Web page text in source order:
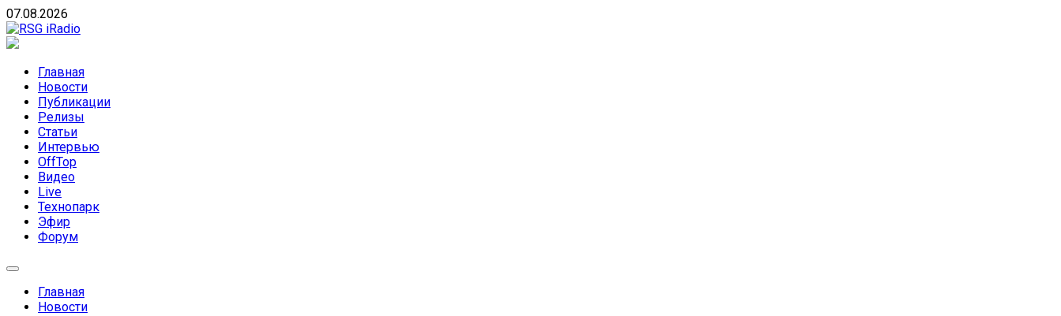
Skip
to
content
07.08.2026
Главная
Новости
Публикации
Релизы
Статьи
Интервью
OffTop
Видео
Live
Технопарк
Эфир
Форум
Главная
Новости